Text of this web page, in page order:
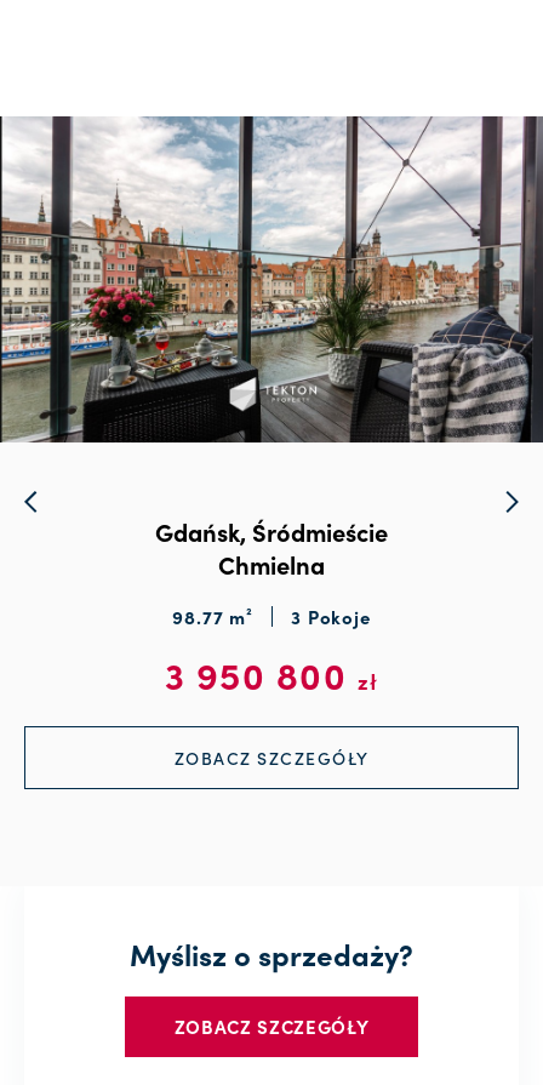
Gdańsk, Śródmieście
Chmielna
98.77 m² 3 Pokoje
3 950 800 zł
ZOBACZ SZCZEGÓŁY
Myślisz o sprzedaży?
ZOBACZ SZCZEGÓŁY